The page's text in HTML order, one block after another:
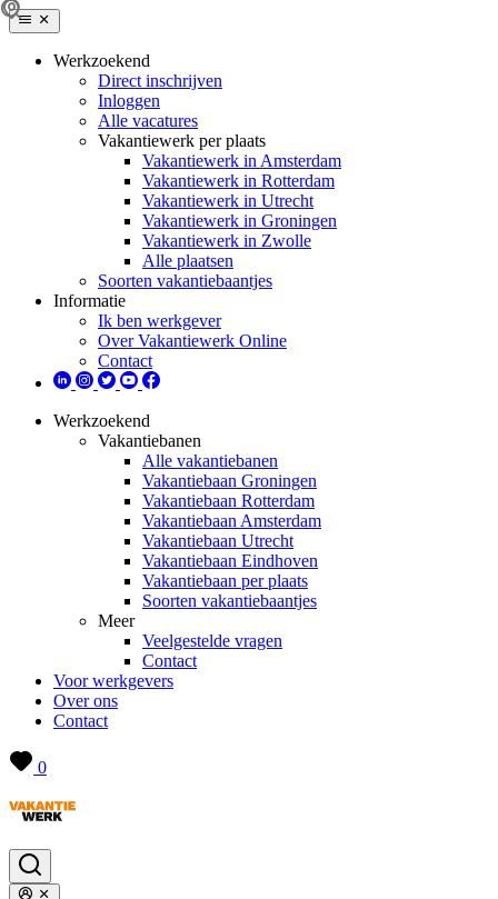
Werkzoekend
Direct inschrijven
Inloggen
Alle vacatures
Vakantiewerk per plaats
Vakantiewerk in Amsterdam
Vakantiewerk in Rotterdam
Vakantiewerk in Utrecht
Vakantiewerk in Groningen
Vakantiewerk in Zwolle
Alle plaatsen
Soorten vakantiebaantjes
Informatie
Ik ben werkgever
Over Vakantiewerk Online
Contact
Werkzoekend
Vakantiebanen
Alle vakantiebanen
Vakantiebaan Groningen
Vakantiebaan Rotterdam
Vakantiebaan Amsterdam
Vakantiebaan Utrecht
Vakantiebaan Eindhoven
Vakantiebaan per plaats
Soorten vakantiebaantjes
Meer
Veelgestelde vragen
Contact
Voor werkgevers
Over ons
Contact
0